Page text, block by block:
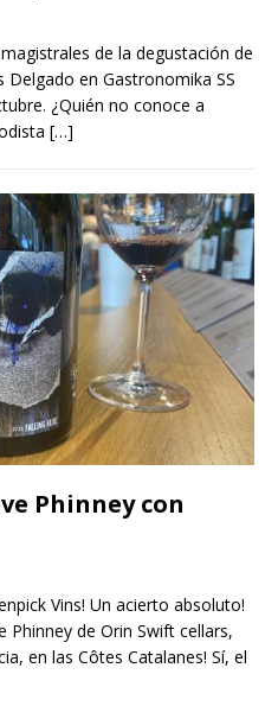
de la degustación de
en Gastronomika SS
¿Quién no conoce a
[…]
Phinney con
Vins! Un acierto absoluto!
Phinney de Orin Swift cellars,
en las Côtes Catalanes! Sí, el